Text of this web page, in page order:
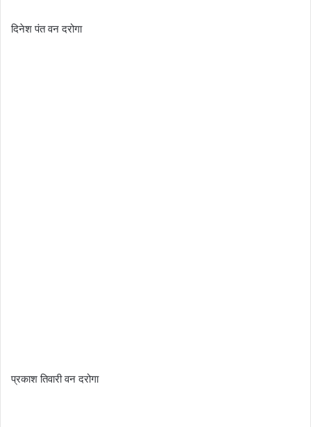
दिनेश पंत वन दरोगा
प्रकाश तिवारी वन दरोगा